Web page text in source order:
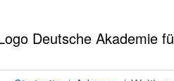
Sie sind hier: